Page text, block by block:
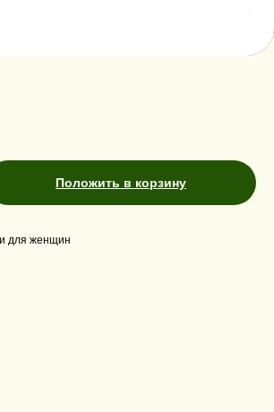
Положить в корзину
для женщин